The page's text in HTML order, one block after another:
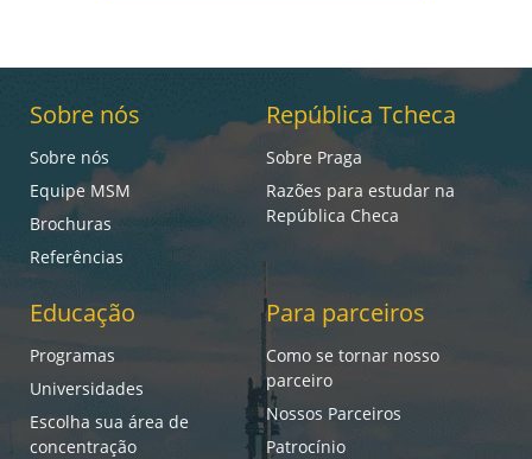
Sobre nós
Sobre nós
Equipe MSM
Brochuras
Referências
República Tcheca
Sobre Praga
Razões para estudar na
República Checa
Educação
Programas
Universidades
Escolha sua área de
concentração
Para parceiros
Como se tornar nosso
parceiro
Nossos Parceiros
Patrocínio